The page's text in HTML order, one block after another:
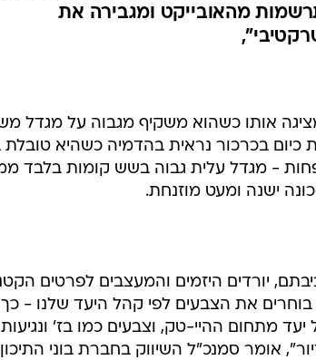
מהאובייקט ומגבירה את
אותו כשהוא משקיף מגבוה על מגדל
כיום בכרכור נראית בהדמיה כשהיא טובלת
פחות - מגדל עלית גבוה בשש קומות בלבד
ישנה ומעט מוזנחת.
יורדים היזמים והמעצבים לפרטים
את הצבעים לפי קהל היעד שלנו - כך
מתחום ההיי-טק, וצבעים כמו בז'
אומר סמנכ"ל השיווק בחברת בוני